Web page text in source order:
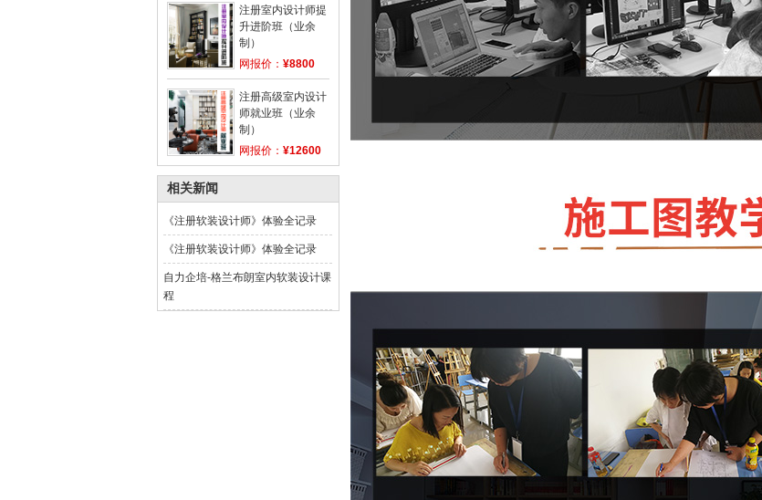
注册室内设计师提
升进阶班（业余
制）
网报价： ¥8800
注册高级室内设计
师就业班（业余
制）
网报价： ¥12600
相关新闻
《注册软装设计师》体验全记录
《注册软装设计师》体验全记录
自力企培-格兰布朗室内软装设计课
程